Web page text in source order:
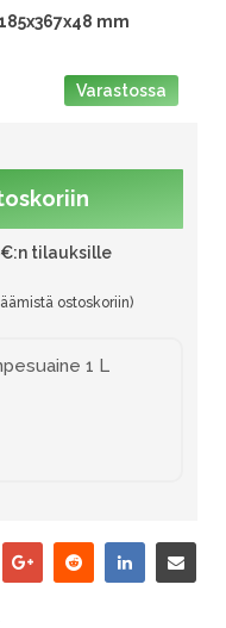
mm
Varastossa
€:n tilauksille
1 L